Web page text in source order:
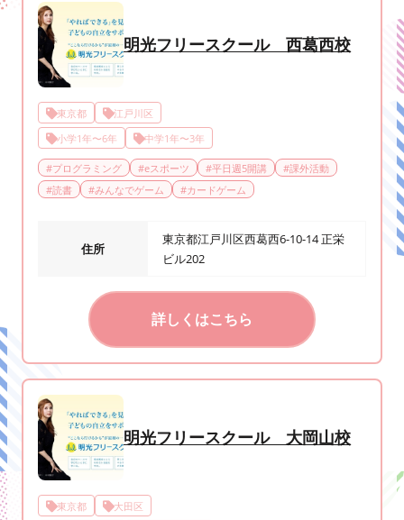
明光フリースクール 西葛西校
東京都
江戸川区
小学1年〜6年
中学1年〜3年
#プログラミング #eスポーツ #平日週5開講 #課外活動
#読書 #みんなでゲーム #カードゲーム
住所
東京都江戸川区西葛西6-10-14 正栄
ビル202
詳しくはこちら
明光フリースクール 大岡山校
東京都
大田区